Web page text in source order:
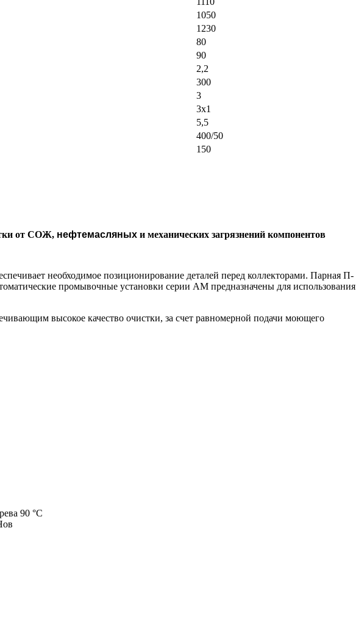
1050
1230
80
90
2,2
300
3
3х1
5,5
400/50
150
от СОЖ, нефтемасляных и механических загрязнений компонентов
необходимое позиционирование деталей перед коллекторами. Парная П-
промывочные установки серии АМ предназначены для использования
высокое качество очистки, за счет равномерной подачи моющего
90 °С